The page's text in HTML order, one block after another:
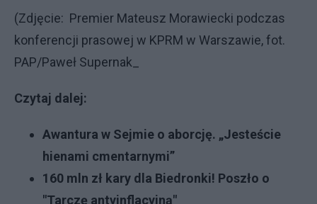
(Zdjęcie: Premier Mateusz Morawiecki podczas
konferencji prasowej w KPRM w Warszawie, fot.
PAP/Paweł Supernak_
Czytaj dalej:
Awantura w Sejmie o aborcję. „Jesteście
hienami cmentarnymi”
160 mln zł kary dla Biedronki! Poszło o
"Tarczę antyinflacyjną"